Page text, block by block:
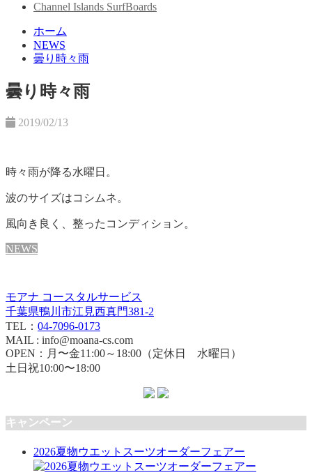
Channel Islands SurfBoards
ホーム
NEWS
曇り時々雨
曇り時々雨
2019/02/13
時々雨が降る水曜日。
波のサイズはコシムネ。
風向き良く、整ったコンディション。
NEWS
モアナ コースタルサービス
千葉県鴨川市江見西真門381-2
TEL： 04-7096-0173
MAIL : info@moana-cs.com
OPEN：月〜金11:00～18:00（定休日 水曜日）
土日祝10:00〜18:00
キャンペーン
2026夏物ウエットスーツオーダーフェアー